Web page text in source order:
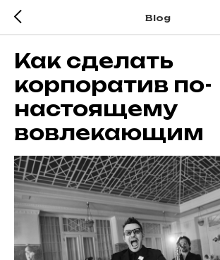
Blog
Как сделать
корпоратив по-
настоящему
вовлекающим